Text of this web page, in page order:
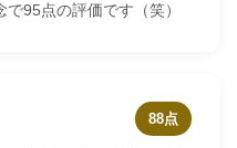
95点の評価です（笑）
88点